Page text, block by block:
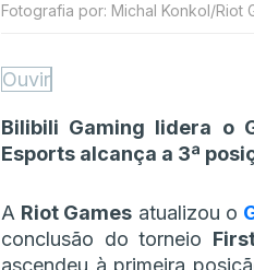
Fotografia por: Michal Konkol/Riot
Ouvir
Bilibili Gaming lidera o
Esports alcança a 3ª
A Riot Games atualizou o
conclusão do torneio